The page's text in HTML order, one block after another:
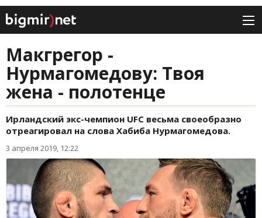
Макгрегор -
Нурмагомедову: Твоя
жена - полотенце
Ирландский экс-чемпион UFC весьма своеобразно
отреагировал на слова Хабиба Нурмагомедова.
3 апреля 2019, 12:22